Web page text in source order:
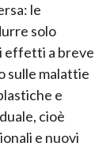
le
solo
effetti a breve
sulle malattie
e
cioè
e nuovi